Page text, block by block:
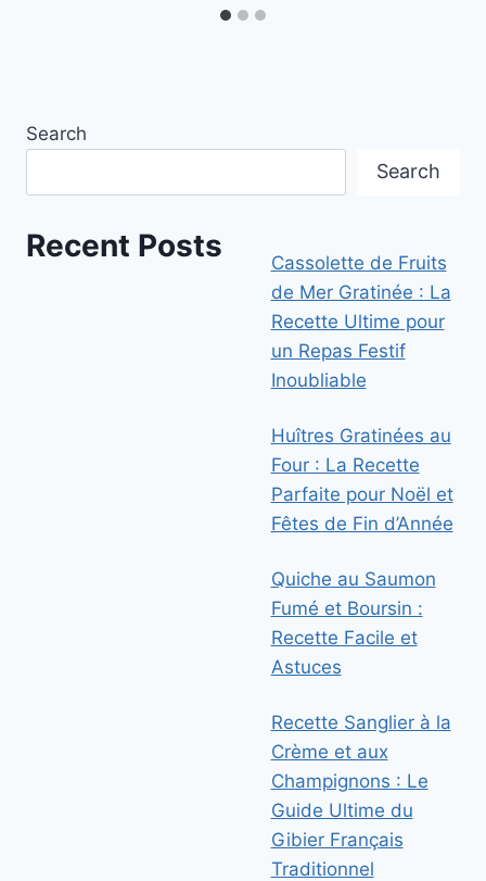
Search
Search
Recent Posts
Cassolette de Fruits
de Mer Gratinée : La
Recette Ultime pour
un Repas Festif
Inoubliable
Huîtres Gratinées au
Four : La Recette
Parfaite pour Noël et
Fêtes de Fin d’Année
Quiche au Saumon
Fumé et Boursin :
Recette Facile et
Astuces
Recette Sanglier à la
Crème et aux
Champignons : Le
Guide Ultime du
Gibier Français
Traditionnel